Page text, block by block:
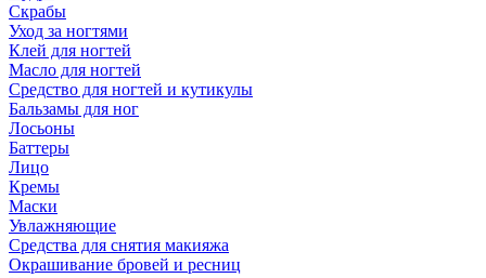
Скрабы
Уход за ногтями
Клей для ногтей
Масло для ногтей
Средство для ногтей и кутикулы
Бальзамы для ног
Лосьоны
Баттеры
Лицо
Кремы
Маски
Увлажняющие
Средства для снятия макияжа
Окрашивание бровей и ресниц